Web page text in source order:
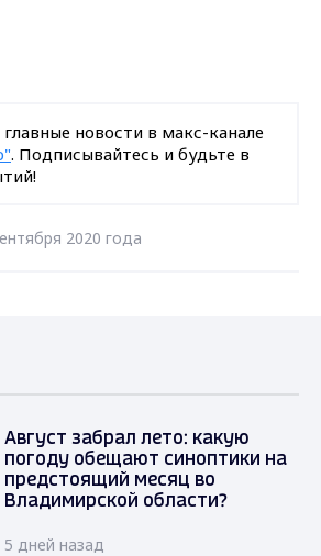
новости в макс-канале
. Подписывайтесь и будьте в
2020 года
Август забрал лето: какую
погоду обещают синоптики на
предстоящий месяц во
Владимирской области?
5 дней назад